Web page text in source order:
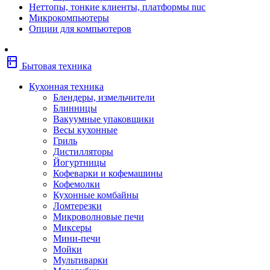
Фены
Щипцы
Электробритвы
Сушильные машины
Морозильные камеры
Плиты
Посудомоечные машины
Водонагреватели
Бойлеры
Встраиваемая техника
комбинированные
Духовые шкафы газовые
Неттопы, тонкие клиенты, платформы nuc
Микрокомпьютеры
Опции для компьютеров
kitchen Бытовая техника
Кухонная техника
Блендеры, измельчители
Блинницы
Вакуумные упаковщики
Весы кухонные
Гриль
Дистилляторы
Йогуртницы
Кофеварки и кофемашины
Кофемолки
Кухонные комбайны
Ломтерезки
Микроволновые печи
Миксеры
Мини-печи
Мойки
Мультиварки